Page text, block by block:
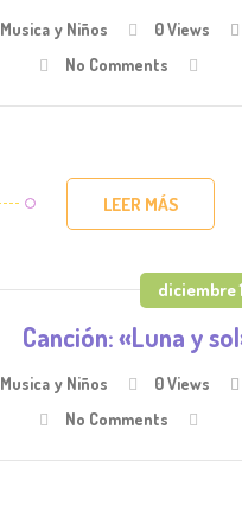
Musica y Niños 0 Views
No Comments
LEER MÁS
diciembre
Canción: «Luna y
Musica y Niños 0 Views
No Comments